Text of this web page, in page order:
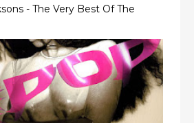
- The Very Best Of The